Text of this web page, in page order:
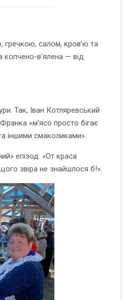
гречкою, салом, кров’ю та
копчено-в’ялена — від
Так, Іван Котляревський
«м’ясо просто бігає
іншими смаколиками».
епізод: «От краса
звіра не знайшлося б!».